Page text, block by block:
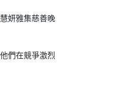
妍雅集慈善晚
們在競爭激烈